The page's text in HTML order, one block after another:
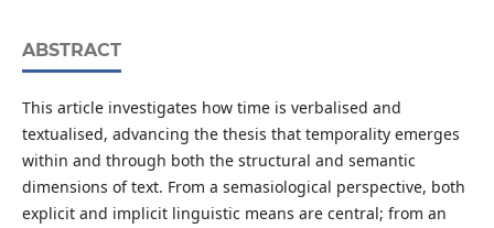
ABSTRACT
This article investigates how time is verbalised and
textualised, advancing the thesis that temporality emerges
within and through both the structural and semantic
dimensions of text. From a semasiological perspective, both
explicit and implicit linguistic means are central; from an